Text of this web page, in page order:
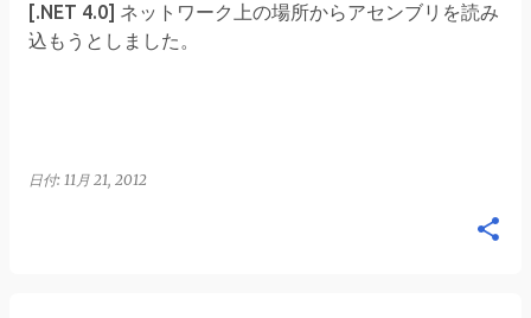
[.NET 4.0] ネットワーク上の場所からアセンブリを読み
込もうとしました。
日付: 11月 21, 2012